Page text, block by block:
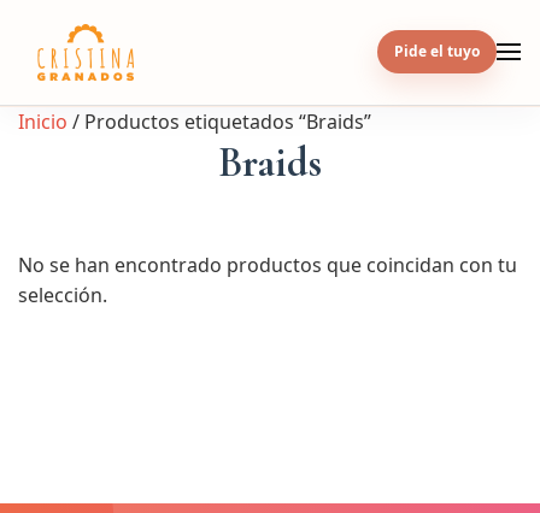
content
Pide el tuyo
Inicio / Productos etiquetados “Braids”
Braids
No se han encontrado productos que coincidan con tu
selección.